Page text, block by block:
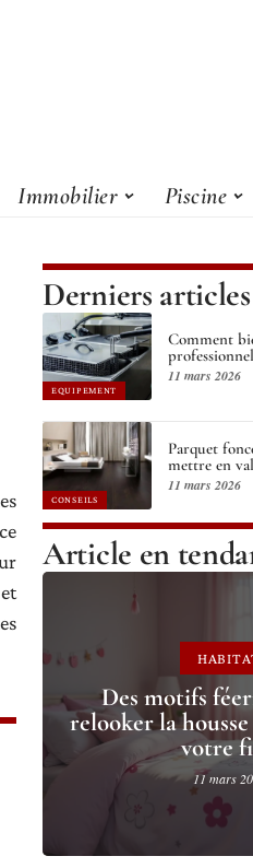
Immobilier Piscine
Derniers articles
EQUIPEMENT
Comment
11 mars 2026
CONSEILS
Parquet
mettre en
11 mars 2026
Article en
Des motifs
relooker la
votre
11 mars